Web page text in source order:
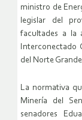
ministro de
legislar del
facultades a la
Interconectado
del Norte
La normativa
Minería del
senadores